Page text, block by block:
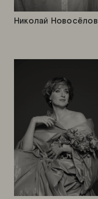
Николай Новосёлов